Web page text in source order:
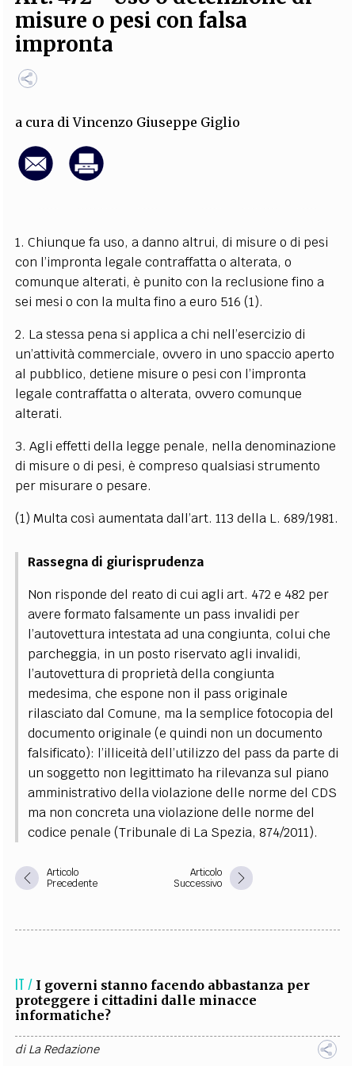
EXTRA
CODICI RUBRICHE
misure o pesi con falsa
impronta
a cura diVincenzo Giuseppe Giglio
1. Chiunque fa uso, a danno altrui, di misure o di pesi
con l’impronta legale contraffatta o alterata, o
comunque alterati, è punito con la reclusione fino a
sei mesi o con la multa fino a euro 516(1).
2. La stessa pena si applica a chi nell’esercizio di
un’attività commerciale, ovvero in uno spaccio aperto
al pubblico, detiene misure o pesi con l’impronta
legale contraffatta o alterata, ovvero comunque
alterati.
3. Agli effetti della legge penale, nella denominazione
di misure o di pesi, è compreso qualsiasi strumento
per misurare o pesare.
(1) Multa così aumentata dall’art. 113 della L. 689/1981.
Rassegna di giurisprudenza
Non risponde del reato di cui agli art. 472 e 482 per
avere formato falsamente un pass invalidi per
l’autovettura intestata ad una congiunta, colui che
parcheggia, in un posto riservato agli invalidi,
l’autovettura di proprietà della congiunta
medesima, che espone non il pass originale
rilasciato dal Comune, ma la semplice fotocopia del
documento originale (e quindi non un documento
falsificato): l’illiceità dell’utilizzo del pass da parte di
un soggetto non legittimato ha rilevanza sul piano
amministrativo della violazione delle norme del CDS
ma non concreta una violazione delle norme del
codice penale (Tribunale di La Spezia, 874/2011).
Articolo
Precedente
Articolo
Successivo
IT / I governi stanno facendo abbastanza per
proteggere i cittadini dalle minacce
informatiche?
diLa Redazione